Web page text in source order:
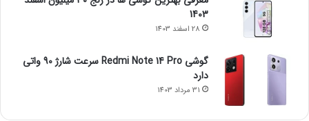
1403
28 اسفند 1403
گوشی Redmi Note 14 Pro سرعت شارژ 90 واتی
دارد
31 مرداد 1403